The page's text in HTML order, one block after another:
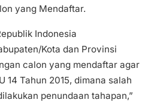
yang Mendaftar.
Indonesia
Kota dan Provinsi
calon yang mendaftar agar
14 Tahun 2015, dimana salah
penundaan tahapan,”